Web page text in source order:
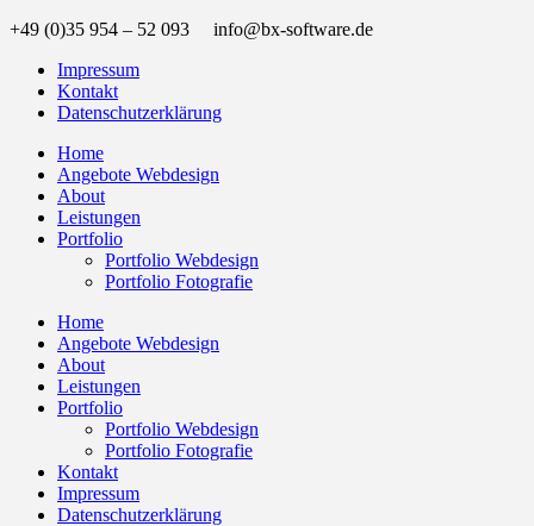
+49 (0)35 954 – 52 093 info@bx-software.de
Impressum
Kontakt
Datenschutzerklärung
Home
Angebote Webdesign
About
Leistungen
Portfolio
Portfolio Webdesign
Portfolio Fotografie
Home
Angebote Webdesign
About
Leistungen
Portfolio
Portfolio Webdesign
Portfolio Fotografie
Kontakt
Impressum
Datenschutzerklärung